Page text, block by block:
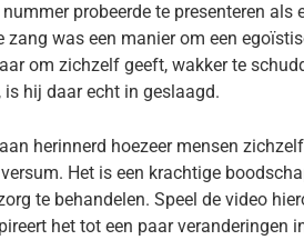
probeerde te presenteren als
was een manier om een
om zichzelf geeft, wakker te
hij daar echt in geslaagd.
herinnerd hoezeer mensen
Het is een krachtige
te behandelen. Speel de video
het tot een paar veranderingen